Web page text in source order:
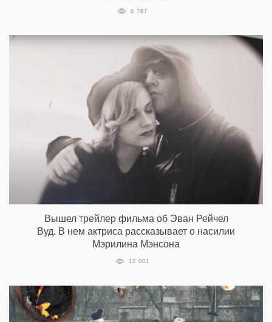
9 787
Вышел трейлер фильма об Эван Рейчел
Вуд. В нем актриса рассказывает о насилии
Мэрилина Мэнсона
12 001